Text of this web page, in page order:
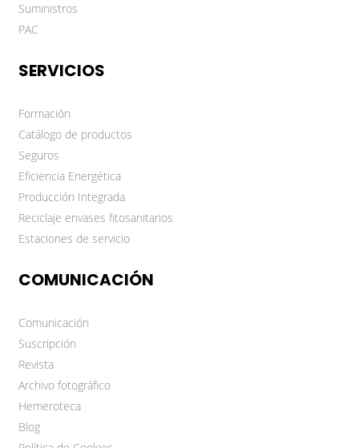
Suministros
PAC
SERVICIOS
Formación
Catálogo de productos
Seguros
Eficiencia Energética
Producción Integrada
Reciclaje envases fitosanitarios
Estaciones de servicio
COMUNICACIÓN
Comunicación
Suscripción
Revista
Archivo fotográfico
Hemeroteca
Blog